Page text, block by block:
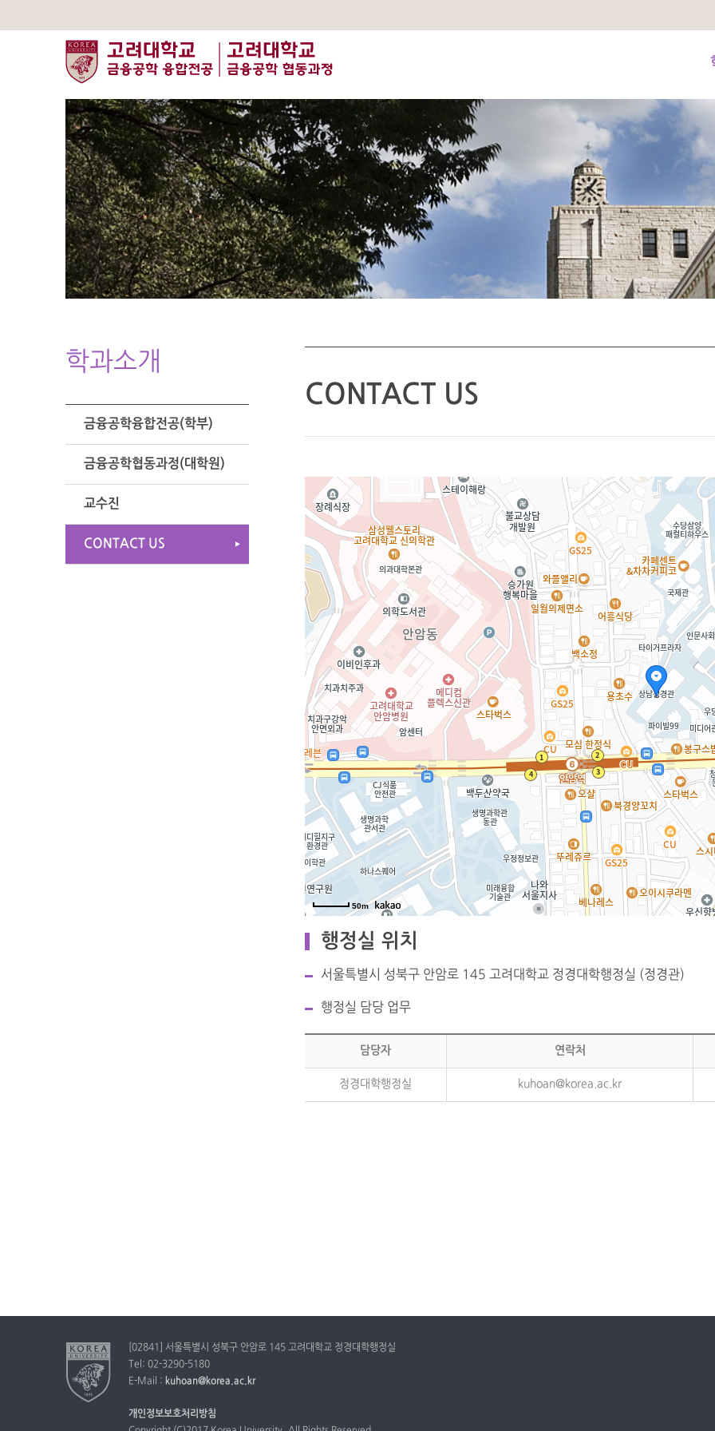
학과소개
금융공학융합전공(학부)
금융공학협동과정(대학원)
교수진
CONTACT US
CONTACT US
50m
행정실 위치
서울특별시 성북구 안암로 145 고려대학교 정경대학행정실 (정경관)
행정실 담당 업무
담당자 연락처
정경대학행정실 kuhoan@korea.ac.kr
[02841] 서울특별시 성북구 안암로 145 고려대학교 정경대학행정실
Tel: 02-3290-5180
E-Mail : kuhoan@korea.ac.kr
개인정보보호처리방침